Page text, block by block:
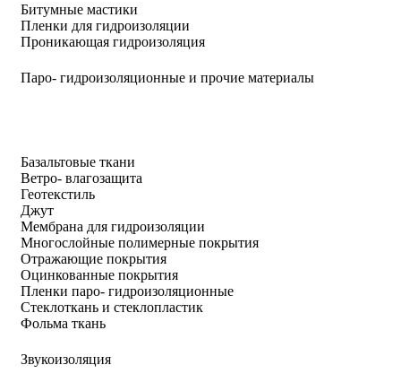
Битумные мастики
Пленки для гидроизоляции
Проникающая гидроизоляция
Паро- гидроизоляционные и прочие материалы
Базальтовые ткани
Ветро- влагозащита
Геотекстиль
Джут
Мембрана для гидроизоляции
Многослойные полимерные покрытия
Отражающие покрытия
Оцинкованные покрытия
Пленки паро- гидроизоляционные
Стеклоткань и стеклопластик
Фольма ткань
Звукоизоляция